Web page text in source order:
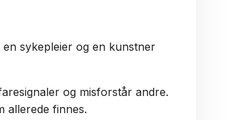
sykepleier og en kunstner
og misforstår andre.
allerede finnes.